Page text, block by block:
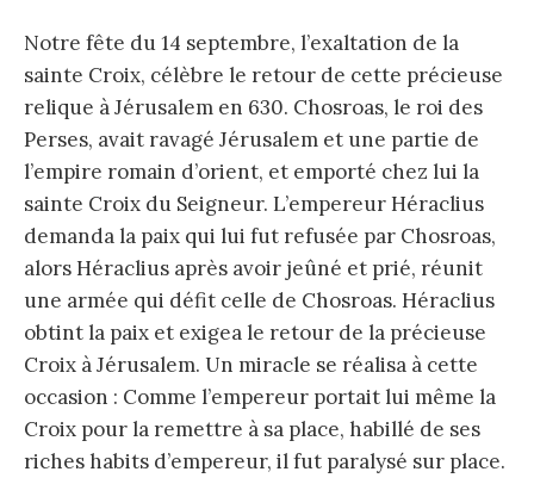
Notre fête du 14 septembre, l’exaltation de la
sainte Croix, célèbre le retour de cette précieuse
relique à Jérusalem en 630. Chosroas, le roi des
Perses, avait ravagé Jérusalem et une partie de
l’empire romain d’orient, et emporté chez lui la
sainte Croix du Seigneur. L’empereur Héraclius
demanda la paix qui lui fut refusée par Chosroas,
alors Héraclius après avoir jeûné et prié, réunit
une armée qui défit celle de Chosroas. Héraclius
obtint la paix et exigea le retour de la précieuse
Croix à Jérusalem. Un miracle se réalisa à cette
occasion : Comme l’empereur portait lui même la
Croix pour la remettre à sa place, habillé de ses
riches habits d’empereur, il fut paralysé sur place.